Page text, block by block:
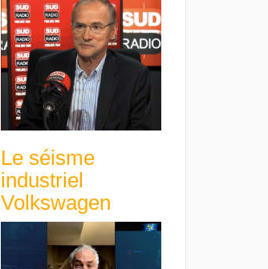
Le séisme
industriel
Volkswagen